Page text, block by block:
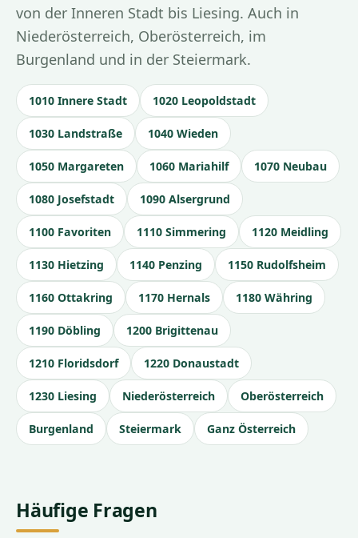
von der Inneren Stadt bis Liesing. Auch in
Niederösterreich, Oberösterreich, im
Burgenland und in der Steiermark.
1010 Innere Stadt 1020 Leopoldstadt
1030 Landstraße 1040 Wieden
1050 Margareten 1060 Mariahilf 1070 Neubau
1080 Josefstadt 1090 Alsergrund
1100 Favoriten 1110 Simmering 1120 Meidling
1130 Hietzing 1140 Penzing 1150 Rudolfsheim
1160 Ottakring 1170 Hernals 1180 Währing
1190 Döbling 1200 Brigittenau
1210 Floridsdorf 1220 Donaustadt
1230 Liesing Niederösterreich Oberösterreich
Burgenland Steiermark Ganz Österreich
Häufige Fragen